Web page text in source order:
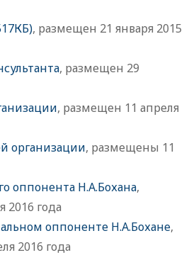
, размещен 21 января 2015
, размещен 29
, размещен 11 апреля
организации, размещены 11
оппонента Н.А.Бохана,
2016 года
оппоненте Н.А.Бохане,
2016 года